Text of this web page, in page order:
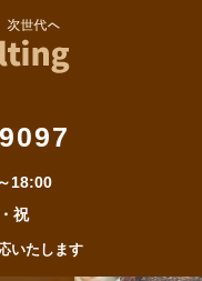
18:00
祝
いたします